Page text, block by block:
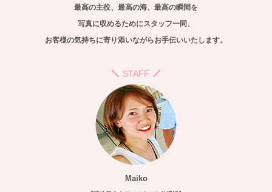
最高の主役、最高の海、最高の瞬間を
写真に収めるためにスタッフ一同、
お客様の気持ちに寄り添いながらお手伝いいたします。
STAFF
Maiko